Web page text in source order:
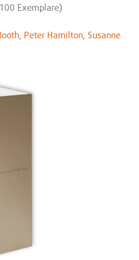
Exemplare)
Peter Hamilton Susanne